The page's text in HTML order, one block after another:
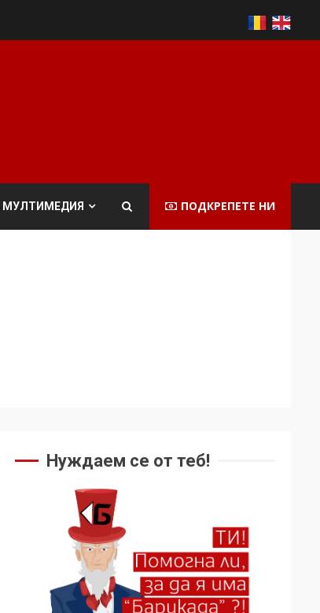
МУЛТИМЕДИЯ ПОДКРЕПЕТЕ НИ
Нуждаем се от теб!